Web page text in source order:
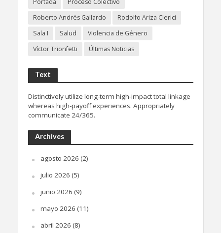
Portada
Proceso Colectivo
Roberto Andrés Gallardo
Rodolfo Ariza Clerici
Sala I
Salud
Violencia de Género
Víctor Trionfetti
Últimas Noticias
Text
Distinctively utilize long-term high-impact total linkage
whereas high-payoff experiences. Appropriately
communicate 24/365.
Archives
agosto 2026 (2)
julio 2026 (5)
junio 2026 (9)
mayo 2026 (11)
abril 2026 (8)